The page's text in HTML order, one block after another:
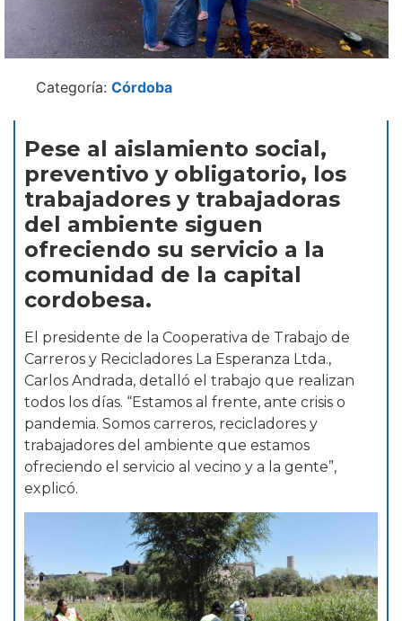
Categoría: Córdoba
Pese al aislamiento social,
preventivo y obligatorio, los
trabajadores y trabajadoras
del ambiente siguen
ofreciendo su servicio a la
comunidad de la capital
cordobesa.
El presidente de la Cooperativa de Trabajo de
Carreros y Recicladores La Esperanza Ltda.,
Carlos Andrada, detalló el trabajo que realizan
todos los días. “Estamos al frente, ante crisis o
pandemia. Somos carreros, recicladores y
trabajadores del ambiente que estamos
ofreciendo el servicio al vecino y a la gente”,
explicó.